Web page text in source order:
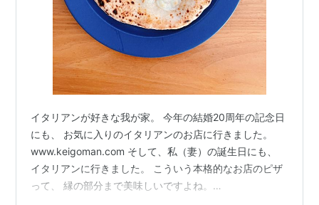
イタリアンが好きな我が家。 今年の結婚20周年の記念日
にも、 お気に入りのイタリアンのお店に行きました。
www.keigoman.com そして、私（妻）の誕生日にも、
イタリアンに行きました。 こういう本格的なお店のピザ
って、 縁の部分まで美味しいですよね。